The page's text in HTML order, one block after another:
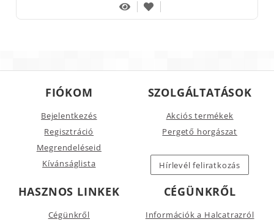
FIÓKOM
Bejelentkezés
Regisztráció
Megrendeléseid
Kívánságlista
SZOLGÁLTATÁSOK
Akciós termékek
Pergető horgászat
Hírlevél feliratkozás
HASZNOS LINKEK
Cégünkről
CÉGÜNKRŐL
Információk a Halcatrazról